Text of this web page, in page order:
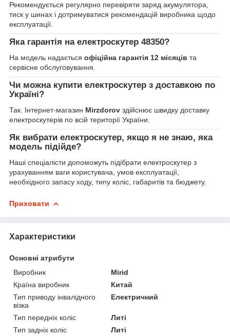
Рекомендується регулярно перевіряти заряд акумулятора,
тиск у шинах і дотримуватися рекомендацій виробника щодо
експлуатації.
Яка гарантія на електроскутер 48350?
На модель надається офіційна гарантія 12 місяців та
сервісне обслуговування.
Чи можна купити електроскутер з доставкою по
Україні?
Так. Інтернет-магазин Mirzdorov здійснює швидку доставку
електроскутерів по всій території України.
Як вибрати електроскутер, якщо я не знаю, яка
модель підійде?
Наші спеціалісти допоможуть підібрати електроскутер з
урахуванням ваги користувача, умов експлуатації,
необхідного запасу ходу, типу коліс, габаритів та бюджету.
Приховати
Характеристики
Основні атрибути
Виробник
Mirid
Країна виробник
Китай
Тип приводу інвалідного
візка
Електричний
Тип передніх коліс
Литі
Тип задніх коліс
Литі